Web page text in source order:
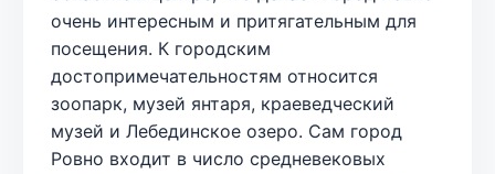
очень интересным и притягательным для
посещения. К городским
достопримечательностям относится
зоопарк, музей янтаря, краеведческий
музей и Лебединское озеро. Сам город
Ровно входит в число средневековых